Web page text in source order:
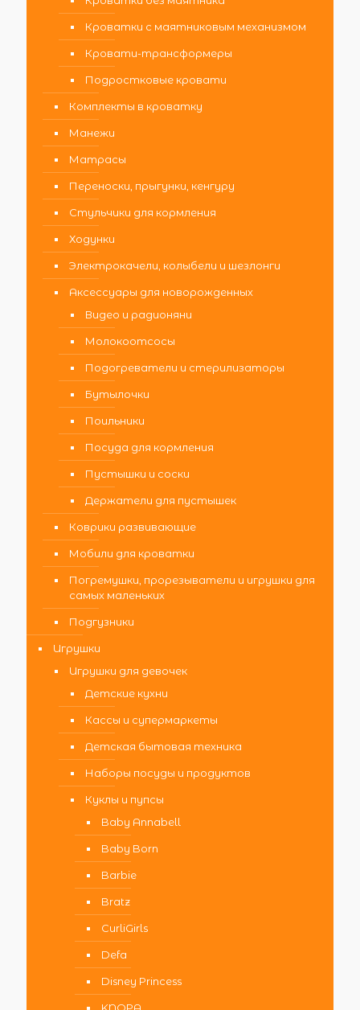
Кроватки с маятниковым механизмом
Кровати-трансформеры
Подростковые кровати
Комплекты в кроватку
Манежи
Матрасы
Переноски, прыгунки, кенгуру
Стульчики для кормления
Ходунки
Электрокачели, колыбели и шезлонги
Аксессуары для новорожденных
Видео и радионяни
Молокоотсосы
Подогреватели и стерилизаторы
Бутылочки
Поильники
Посуда для кормления
Пустышки и соски
Держатели для пустышек
Коврики развивающие
Мобили для кроватки
Погремушки, прорезыватели и игрушки для
самых маленьких
Подгузники
Игрушки
Игрушки для девочек
Детские кухни
Кассы и супермаркеты
Детская бытовая техника
Наборы посуды и продуктов
Куклы и пупсы
Baby Annabell
Baby Born
Barbie
Bratz
CurliGirls
Defa
Disney Princess